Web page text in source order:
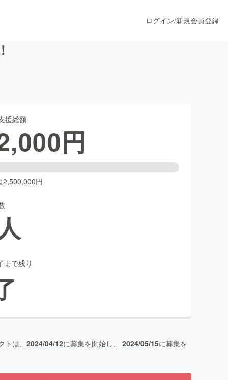
ファッション
ログイン/新規会員登録
援総額
円
2,500,000円
まで残り
は、 2024/04/12に募集を開始し、 2024/05/15に募集を